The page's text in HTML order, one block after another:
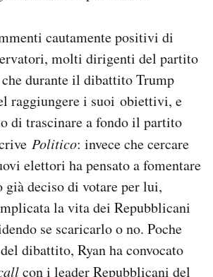
cautamente positivi di
molti dirigenti del partito
durante il dibattito Trump
raggiungere i suoi obiettivi, e
di trascinare a fondo il partito
Politico: invece che cercare
elettori ha pensato a fomentare
già deciso di votare per lui,
la vita dei Repubblicani
se scaricarlo o no. Poche
dibattito, Ryan ha convocato
con i leader Repubblicani del